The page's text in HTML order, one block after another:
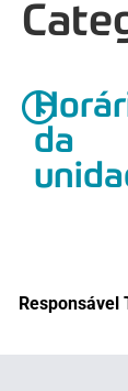
da
Responsável